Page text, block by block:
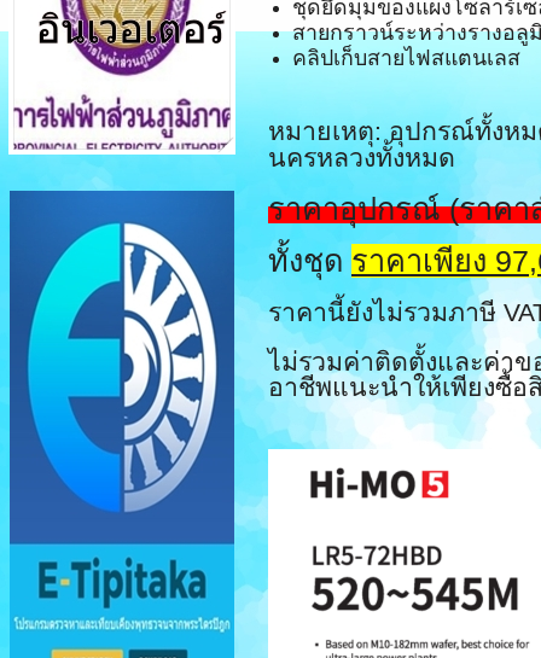
ชุดยึดมุมของแผงโซลาร์เ
สายกราวน์ระหว่างรางอลู
คลิปเก็บสายไฟสแตนเลส
หมายเหตุ: อุปกรณ์ทั้งห
นครหลวงทั้งหมด
ราคาอุปกรณ์(ราคา
ทั้งชุด ราคาเพียง
ราคานี้ยังไม่รวมภาษี
ไม่รวมค่าติดตั้งและค่าข
อาชีพแนะนำให้เพียงซื้อ